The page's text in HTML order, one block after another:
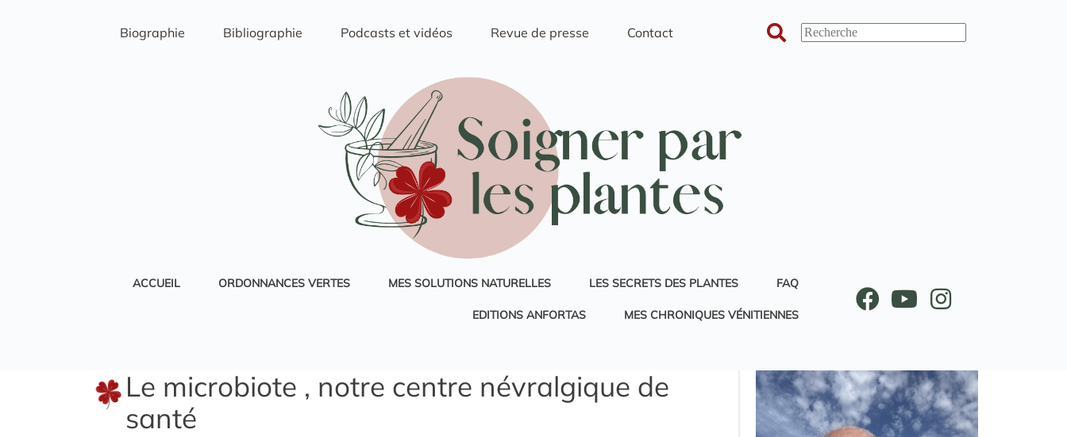
Biographie Bibliographie Podcasts et vidéos Revue de presse Contact
ACCUEIL ORDONNANCES VERTES MES SOLUTIONS NATURELLES LES SECRETS DES PLANTES FAQ
EDITIONS ANFORTAS MES CHRONIQUES VÉNITIENNES
Le microbiote , notre centre névralgique de
santé